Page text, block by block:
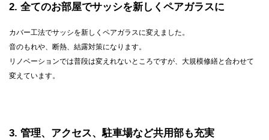
2 全てのお部屋でサッシを新しくペアガラスに
カバー工法でサッシを新しくペアガラスに変えました。
音のもれや、断熱、結露対策になります。
リノベーションでは普段は変えれないところですが、大規模修繕と合わせて
変えています。
3 管理、アクセス、駐車場など共用部も充実